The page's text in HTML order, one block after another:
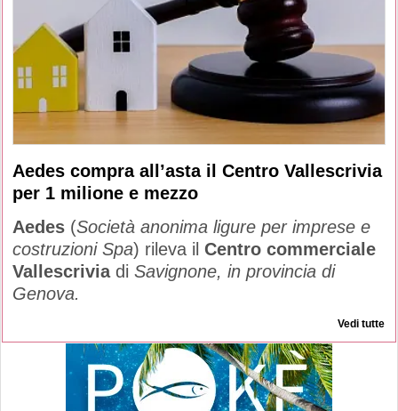
Aedes compra all’asta il Centro Vallescrivia
per 1 milione e mezzo
Aedes (Società anonima ligure per imprese e
costruzioni Spa) rileva il Centro commerciale
Vallescriviadi Savignone, in provincia di
Genova.
Vedi tutte